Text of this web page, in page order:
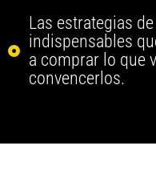
Las estrategias
indispensables
a comprar lo que
convencerlos.